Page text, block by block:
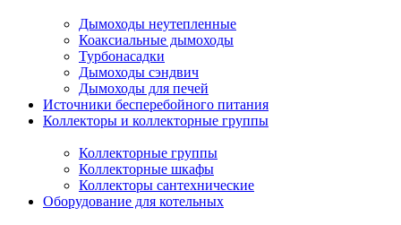
Дымоходы неутепленные
Коаксиальные дымоходы
Турбонасадки
Дымоходы сэндвич
Дымоходы для печей
Источники бесперебойного питания
Коллекторы и коллекторные группы
Коллекторные группы
Коллекторные шкафы
Коллекторы сантехнические
Оборудование для котельных